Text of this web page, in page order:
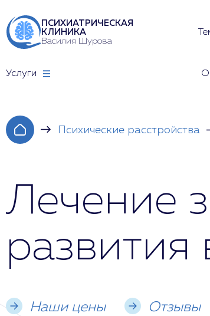
ПСИХИАТРИЧЕСКАЯ
КЛИНИКА
Василия Шурова
Услуги О
Психические расстройства
Лечение
развития
Наши цены Отзывы